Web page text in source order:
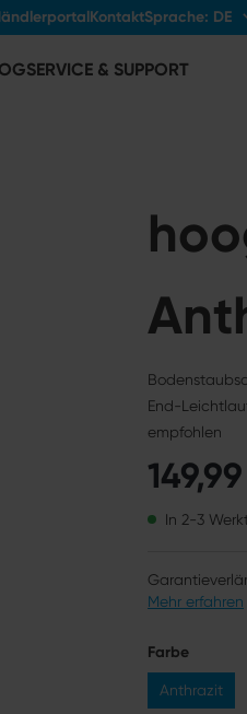
KontaktSprache: DE
SERVICE & SUPPORT
End-
empfohlen
In 2-3
Mehr erfahren
Farbe
Anthrazit